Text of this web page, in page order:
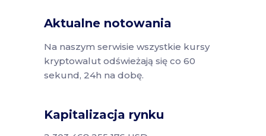
Aktualne notowania
Na naszym serwisie wszystkie kursy
kryptowalut odświeżają się co 60
sekund, 24h na dobę.
Kapitalizacja rynku